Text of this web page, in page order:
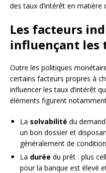
des taux d’intérêt en matière
Les facteurs
influençant les
Outre les politiques
certains facteurs propres à
influencer les taux d’intérêt
éléments figurent
La solvabilité du
un bon dossier et
généralement de
La durée du prêt : plus
pour la banque est élevé